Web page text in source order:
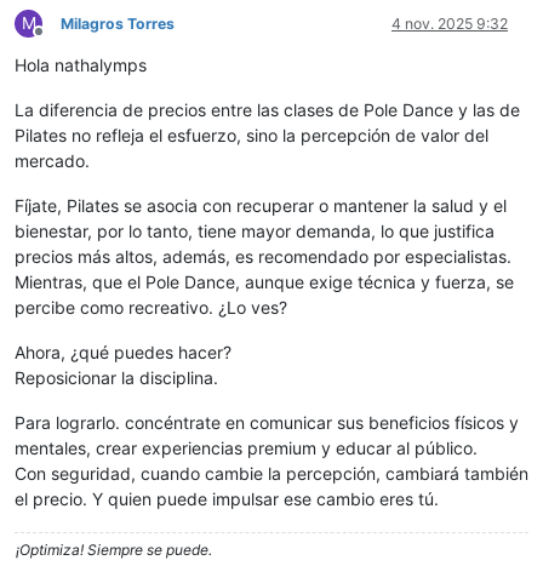
M
Desconectado
Milagros Torres 4 nov. 2025 9:32
Hola nathalymps
La diferencia de precios entre las clases de Pole Dance y las de
Pilates no refleja el esfuerzo, sino la percepción de valor del
mercado.
Fíjate, Pilates se asocia con recuperar o mantener la salud y el
bienestar, por lo tanto, tiene mayor demanda, lo que justifica
precios más altos, además, es recomendado por especialistas.
Mientras, que el Pole Dance, aunque exige técnica y fuerza, se
percibe como recreativo. ¿Lo ves?
Ahora, ¿qué puedes hacer?
Reposicionar la disciplina.
Para lograrlo. concéntrate en comunicar sus beneficios físicos y
mentales, crear experiencias premium y educar al público.
Con seguridad, cuando cambie la percepción, cambiará también
el precio. Y quien puede impulsar ese cambio eres tú.
¡Optimiza! Siempre se puede.